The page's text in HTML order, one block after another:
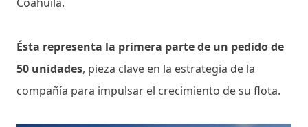
Ésta representa la primera parte de un pedido de
50 unidades, pieza clave en la estrategia de la
compañía para impulsar el crecimiento de su flota.